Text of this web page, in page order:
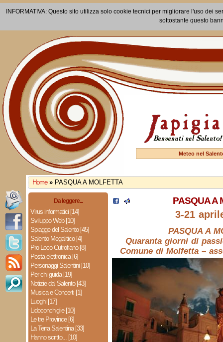
INFORMATIVA: Questo sito utilizza solo cookie tecnici per migliorare l'uso dei
sottostante questo
Meteo nel
Home » PASQUA A MOLFETTA
Da leggere...
Virus informatici [14]
Sviluppo Web [10]
Spiagge del Salento [45]
Salento Megalitico [4]
Pro Loco Cutrofiano [8]
Posta elettronica [6]
Personaggi Salentini [10]
Per chi guida [19]
Notizie dal Salento [43]
Musica e Concerti [1]
Luoghi [17]
Lidoconchiglie [10]
Le tre Province [6]
La Terra Salentina [33]
Hanno scritto... [10]
PASQUA A
3-21
PASQUA A
Quaranta giorni di
Comune di Molfetta –